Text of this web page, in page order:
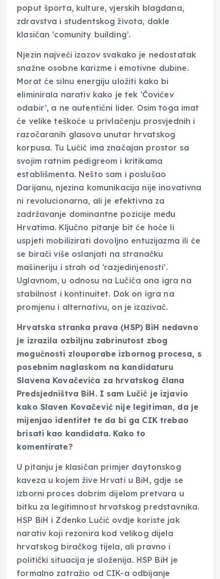
poput športa, kulture, vjerskih blagdana,
zdravstva i studentskog života, dakle
klasičan ‘comunity building’.
Njezin najveći izazov svakako je nedostatak
snažne osobne karizme i emotivne dubine.
Morat će silnu energiju uložiti kako bi
eliminirala narativ kako je tek ‘Čovićev
odabir’, a ne autentični lider. Osim toga imat
će velike teškoće u privlačenju prosvjednih i
razočaranih glasova unutar hrvatskog
korpusa. Tu Lučić ima značajan prostor sa
svojim ratnim pedigreom i kritikama
establišmenta. Nešto sam i poslušao
Darijanu, njezina komunikacija nije inovativna
ni revolucionarna, ali je efektivna za
zadržavanje dominantne pozicije među
Hrvatima. Ključno pitanje bit će hoće li
uspjeti mobilizirati dovoljno entuzijazma ili će
se birači više oslanjati na stranačku
mašineriju i strah od ‘razjedinjenosti’.
Uglavnom, u odnosu na Lučića ona igra na
stabilnost i kontinuitet. Dok on igra na
promjenu i alternativu, on je izazivač.
Hrvatska stranka prava (HSP) BiH nedavno
je izrazila ozbiljnu zabrinutost zbog
mogućnosti zlouporabe izbornog procesa, s
posebnim naglaskom na kandidaturu
Slavena Kovačevića za hrvatskog člana
Predsjedništva BiH. I sam Lučić je izjavio
kako Slaven Kovačević nije legitiman, da je
mijenjao identitet te da bi ga CIK trebao
brisati kao kandidata. Kako to
komentirate?
U pitanju je klasičan primjer daytonskog
kaveza u kojem žive Hrvati u BiH, gdje se
izborni proces dobrim dijelom pretvara u
bitku za legitimnost hrvatskog predstavnika.
HSP BiH i Zdenko Lučić ovdje koriste jak
narativ koji rezonira kod velikog dijela
hrvatskog biračkog tijela, ali pravno i
politički situacija je složenija. HSP BiH je
formalno zatražio od CIK-a odbijanje